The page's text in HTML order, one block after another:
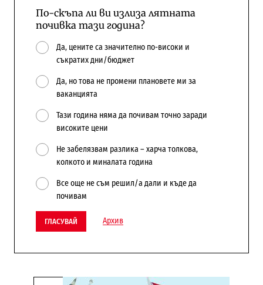
По-скъпа ли ви излиза лятната
почивка тази година?
Да, цените са значително по-високи и
съкратих дни/бюджет
Да, но това не промени плановете ми за
ваканцията
Тази година няма да почивам точно заради
високите цени
Не забелязвам разлика – харча толкова,
колкото и миналата година
Все още не съм решил/а дали и къде да
почивам
ГЛАСУВАЙ Архив